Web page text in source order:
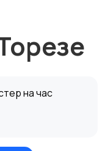
на час